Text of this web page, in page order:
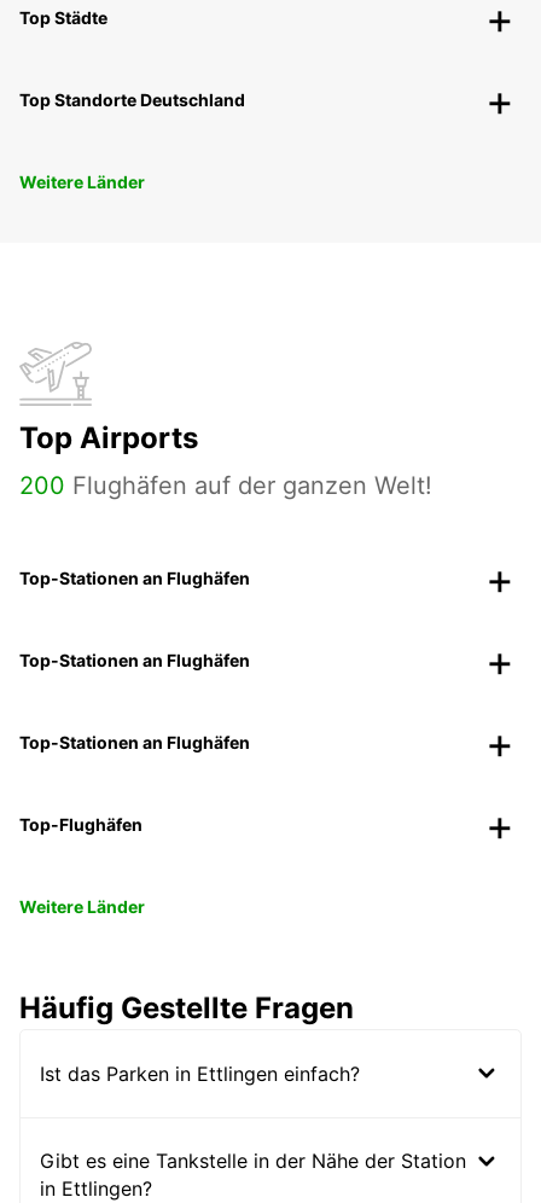
Top Städte
Top Standorte Deutschland
Weitere Länder
Top Airports
200 Flughäfen auf der ganzen Welt!
Top-Stationen an Flughäfen
Top-Stationen an Flughäfen
Top-Stationen an Flughäfen
Top-Flughäfen
Weitere Länder
Häufig Gestellte Fragen
Ist das Parken in Ettlingen einfach?
Gibt es eine Tankstelle in der Nähe der Station
in Ettlingen?